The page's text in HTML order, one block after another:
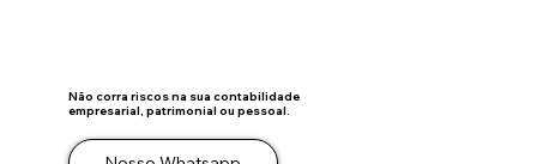
Não corra riscos na sua contabilidade
empresarial, patrimonial ou pessoal.